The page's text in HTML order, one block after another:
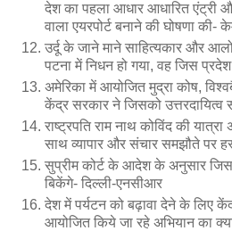
देश का पहला आधार आधारित एंट्री
वाला एयरपोर्ट बनाने की घोषणा की-
उर्दू के जाने माने साहित्यकार और
पटना में निधन हो गया, वह जिस
अमेरिका में आयोजित मुद्रा कोष,
केंद्र सरकार ने जिसको
राष्ट्रपति राम नाथ कोविंद की
साथ व्यापार और संचार समझौते पर
सुप्रीम कोर्ट के आदेश के अनुसार जिस
बिकेंगे- दिल्ली-एनसीआर
देश में पर्यटन को बढ़ावा देने के लिए
आयोजित किये जा रहे अभियान का क्या